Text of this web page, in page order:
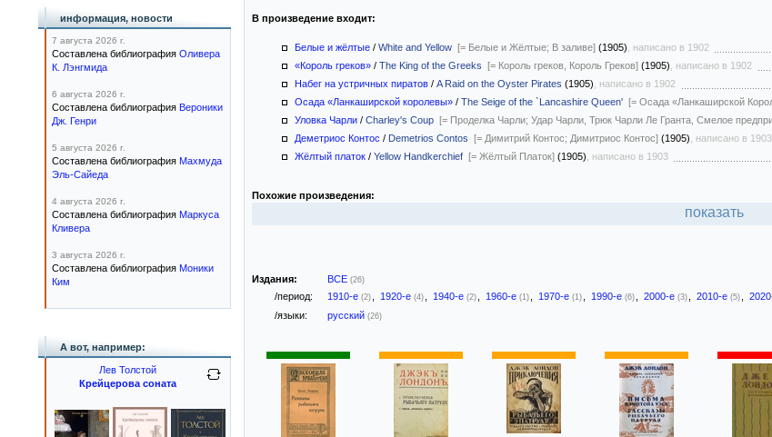
В произведение входит:
Белые и жёлтые / White and Yellow [= Белые и Жёлтые; В заливе] (1905) , написано в 1902
«Король греков» / The King of the Greeks [= Король греков, Король Греков] (1905) , написано в 1902
Набег на устричных пиратов / A Raid on the Oyster Pirates (1905) , написано в 1902
Осада «Ланкаширской королевы» / The Seige of the `Lancashire Queen' [= Осада «Ланкаширской
Уловка Чарли / Charley's Coup [= Проделка Чарли; Удар Чарли, Трюк Чарли Ле Гранта, Смелое
Деметриос Контос / Demetrios Contos [= Димитрий Контос; Димитриос Контос] (1905) , написано в 1903
Жёлтый платок / Yellow Handkerchief [= Жёлтый Платок] (1905) , написано в 1903
Похожие произведения:
показать
Издания: ВСЕ (26)
/период: 1910-е (2) 1920-е (4) 1940-е (2) 1960-е (1) 1970-е (1) 1990-е (6) 2000-е (3) 2010-е (5)
/языки: русский (26)
информация, новости
7 августа 2026 г.
Составлена библиография Оливера
К. Лэнгмида
6 августа 2026 г.
Составлена библиография Вероники
Дж. Генри
5 августа 2026 г.
Составлена библиография Махмуда
Эль-Сайеда
4 августа 2026 г.
Составлена библиография Маркуса
Кливера
3 августа 2026 г.
Составлена библиография Моники
Ким
А вот, например:
Лев Толстой
Крейцерова соната